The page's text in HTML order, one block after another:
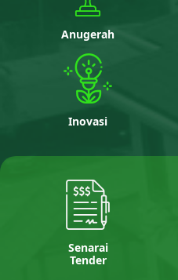
Anugerah
Inovasi
Senarai
Tender